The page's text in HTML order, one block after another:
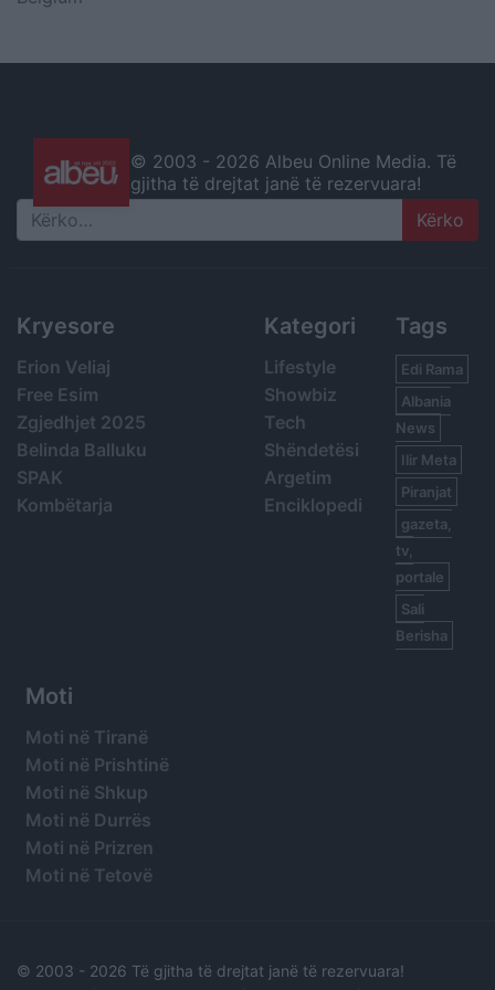
© 2003 - 2026 Albeu Online Media. Të
gjitha të drejtat janë të rezervuara!
Search
Kryesore
Erion Veliaj
Free Esim
Zgjedhjet 2025
Belinda Balluku
SPAK
Kombëtarja
Kategori
Lifestyle
Showbiz
Tech
Shëndetësi
Argetim
Enciklopedi
Tags
Edi Rama
Albania
News
Ilir Meta
Piranjat
gazeta,
tv,
portale
Sali
Berisha
Moti
Moti në Tiranë
Moti në Prishtinë
Moti në Shkup
Moti në Durrës
Moti në Prizren
Moti në Tetovë
© 2003 - 2026 Të gjitha të drejtat janë të rezervuara!